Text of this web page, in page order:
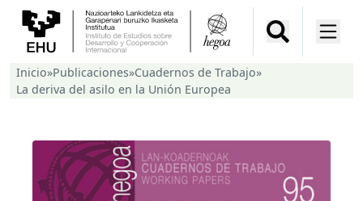
Inicio»Publicaciones»Cuadernos de Trabajo»
La deriva del asilo en la Unión Europea